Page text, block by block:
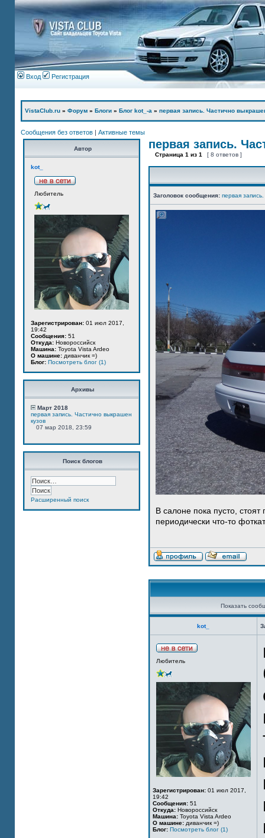
Вход Регистрация
VistaClub.ru » Форум » Блоги » Блог kot_-а » первая запись. Частично
Сообщения без ответов | Активные темы
Автор
kot_
Любитель
Зарегистрирован: 01 июл 2017,
19:42
Сообщения: 51
Откуда: Новороссийск
Машина: Toyota Vista Ardeo
О машине: диванчик =)
Блог: Посмотреть блог (1)
Архивы
Март 2018
первая запись. Частично выкрашен
кузов
07 мар 2018, 23:59
Поиск блогов
Расширенный поиск
первая запись.
Страница 1 из 1 [ 8 ответов ]
Заголовок сообщения: первая
В салоне пока пусто,
периодически что-то
Показать
kot_
Любитель
Зарегистрирован: 01 июл 2017,
19:42
Сообщения: 51
Откуда: Новороссийск
Машина: Toyota Vista Ardeo
О машине: диванчик =)
Блог: Посмотреть блог (1)